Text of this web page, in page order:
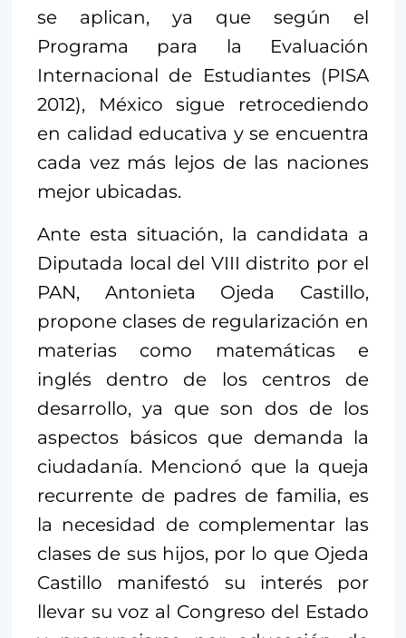
se aplican, ya que según el
Programa para la Evaluación
Internacional de Estudiantes (PISA
2012), México sigue retrocediendo
en calidad educativa y se encuentra
cada vez más lejos de las naciones
mejor ubicadas.
Ante esta situación, la candidata a
Diputada local del VIII distrito por el
PAN, Antonieta Ojeda Castillo,
propone clases de regularización en
materias como matemáticas e
inglés dentro de los centros de
desarrollo, ya que son dos de los
aspectos básicos que demanda la
ciudadanía. Mencionó que la queja
recurrente de padres de familia, es
la necesidad de complementar las
clases de sus hijos, por lo que Ojeda
Castillo manifestó su interés por
llevar su voz al Congreso del Estado